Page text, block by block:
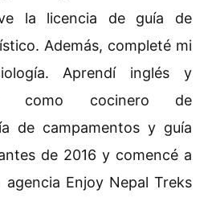
la licencia de guía de
Además, completé mi
Aprendí inglés y
como cocinero de
de campamentos y guía
de 2016 y comencé a
Enjoy Nepal Treks